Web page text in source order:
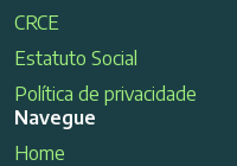
CRCE
Estatuto Social
Política de privacidade
Navegue
Home